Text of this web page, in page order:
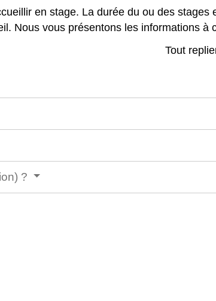
en stage. La durée du ou des stages
Nous vous présentons les informations à
Tout
?